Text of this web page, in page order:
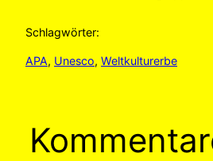
Schlagwörter:
APA, Unesco, Weltkulturerbe